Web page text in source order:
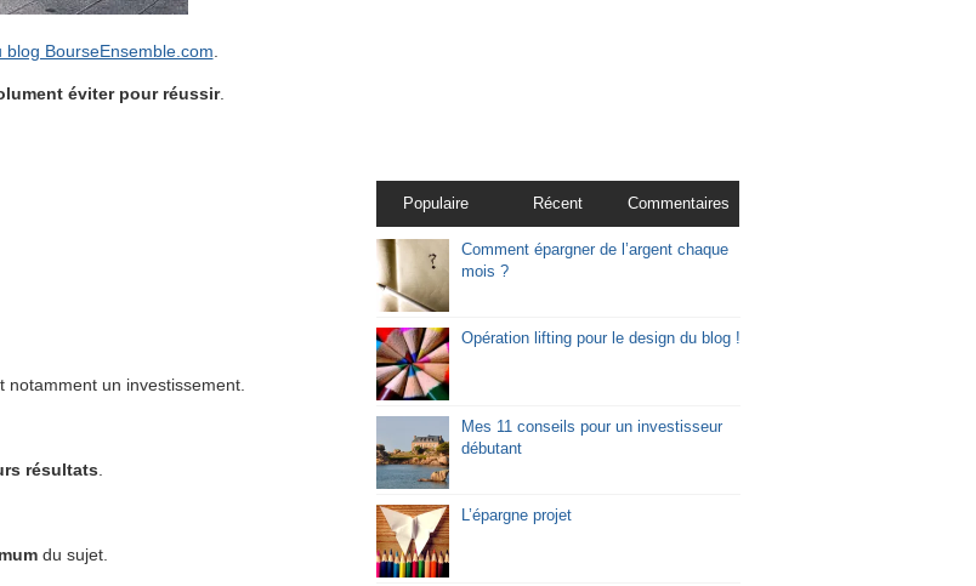
blog BourseEnsemble.com
éviter pour réussir.
un investissement.
résultats
du sujet.
Populaire Récent Commentaires
Comment épargner de l’argent chaque
mois ?
Opération lifting pour le design du blog !
Mes 11 conseils pour un investisseur
débutant
L’épargne projet